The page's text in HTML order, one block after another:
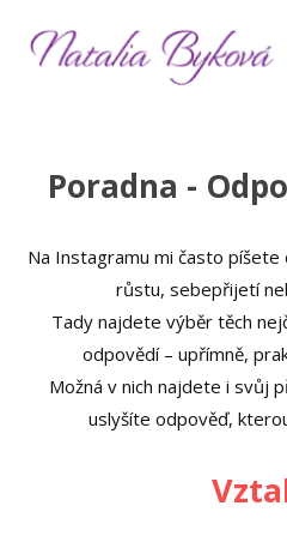
Poradna -
Na Instagramu mi často
růstu, sebepřijetí
Tady najdete výběr těch
odpovědí – upřímně,
Možná v nich najdete i svůj
uslyšíte odpověď,